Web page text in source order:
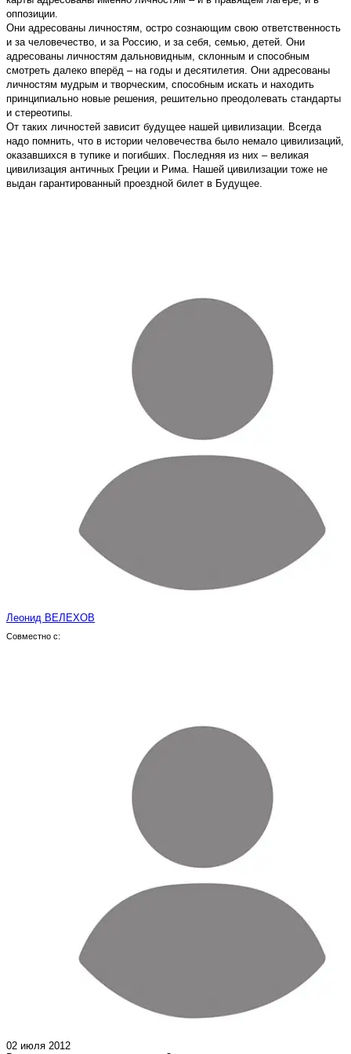
оппозиции.
Они адресованы личностям, остро сознающим свою ответственность
и за человечество, и за Россию, и за себя, семью, детей. Они
адресованы личностям дальновидным, склонным и способным
смотреть далеко вперёд – на годы и десятилетия. Они адресованы
личностям мудрым и творческим, способным искать и находить
принципиально новые решения, решительно преодолевать стандарты
и стереотипы.
От таких личностей зависит будущее нашей цивилизации. Всегда
надо помнить, что в истории человечества было немало цивилизаций,
оказавшихся в тупике и погибших. Последняя из них – великая
цивилизация античных Греции и Рима. Нашей цивилизации тоже не
выдан гарантированный проездной билет в Будущее.
Леонид ВЕЛЕХОВ
Совместно с:
02 июля 2012